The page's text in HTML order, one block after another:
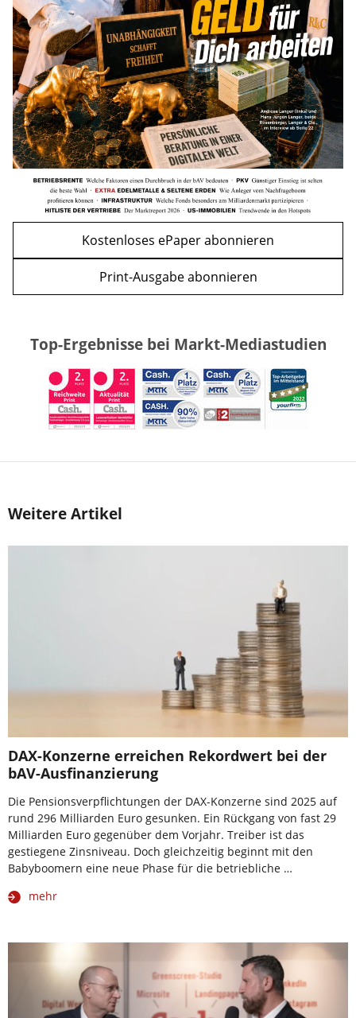
WEITERE ARTIKEL
zurückweiter
Nachzahlung ist pro Kind möglich
mehr
Kostenloses ePaper abonnieren
Print-Ausgabe abonnieren
Top-Ergebnisse bei Markt-Mediastudien
Weitere Artikel
DAX-Konzerne erreichen Rekordwert bei der
bAV-Ausfinanzierung
Die Pensionsverpflichtungen der DAX-Konzerne sind 2025 auf
rund 296 Milliarden Euro gesunken. Ein Rückgang von fast 29
Milliarden Euro gegenüber dem Vorjahr. Treiber ist das
gestiegene Zinsniveau. Doch gleichzeitig beginnt mit den
Babyboomern eine neue Phase für die betriebliche …
mehr